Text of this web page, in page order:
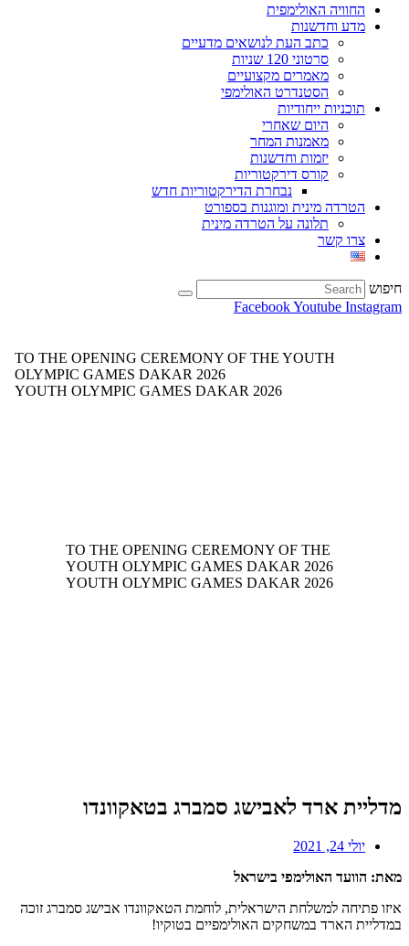
החוויה האולימפית
מדע וחדשנות
כתב העת לנושאים מדעיים
סרטוני 120 שניות
מאמרים מקצועיים
הסטנדרט האולימפי
תוכניות ייחודיות
היום שאחרי
מאמנות המחר
יזמות וחדשנות
קורס דירקטוריות
נבחרת הדירקטוריות חדש
הטרדה מינית ומוגנות בספורט
תלונה על הטרדה מינית
צרו קשר
חיפוש
FacebookYoutube Instagram
מדליית ארד לאבישג סמברג בטאקוונדו
יולי 24, 2021
מאת: הוועד האולימפי בישראל
איזו פתיחה למשלחת הישראלית, לוחמת הטאקוונדו אבישג סמברג זוכה
במדליית הארד במשחקים האולימפיים בטוקיו!